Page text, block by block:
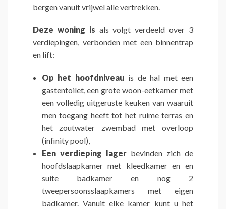
bergen vanuit vrijwel alle vertrekken.
Deze woning is als volgt verdeeld over 3
verdiepingen, verbonden met een binnentrap
en lift:
Op het hoofdniveau is de hal met een
gastentoilet, een grote woon-eetkamer met
een volledig uitgeruste keuken van waaruit
men toegang heeft tot het ruime terras en
het zoutwater zwembad met overloop
(infinity pool),
Een verdieping lagerbevinden zich de
hoofdslaapkamer met kleedkamer en en
suite badkamer en nog 2
tweepersoonsslaapkamers met eigen
badkamer. Vanuit elke kamer kunt u het